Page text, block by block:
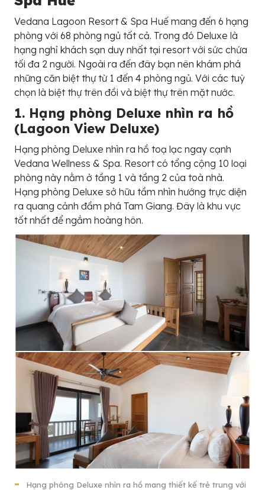
Vedana Lagoon Resort & Spa Huế mang đến 6 hạng
phòng với 68 phòng ngủ tất cả. Trong đó Deluxe là
hạng nghỉ khách sạn duy nhất tại resort với sức chứa
tối đa 2 người. Ngoài ra đến đây bạn nên khám phá
những căn biệt thự từ 1 đến 4 phòng ngủ. Với các tuỳ
chọn là biệt thự trên đồi và biệt thự trên mặt nước.
1. Hạng phòng Deluxe nhìn ra hồ
(Lagoon View Deluxe)
Hạng phòng Deluxe nhìn ra hồ toạ lạc ngay cạnh
Vedana Wellness & Spa. Resort có tổng cộng 10 loại
phòng này nằm ở tầng 1 và tầng 2 của toà nhà.
Hạng phòng Deluxe sở hữu tầm nhìn hướng trực diện
ra quang cảnh đầm phá Tam Giang. Đây là khu vực
tốt nhất để ngắm hoàng hôn.
Hạng phòng Deluxe nhìn ra hồ mang thiết kế trẻ trung với